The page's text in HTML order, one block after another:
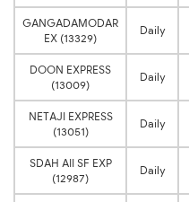
GANGADAMODAR
EX (13329)
Daily
DOON EXPRESS
(13009)
Daily
NETAJI EXPRESS
(13051)
Daily
SDAH AII SF EXP
(12987)
Daily